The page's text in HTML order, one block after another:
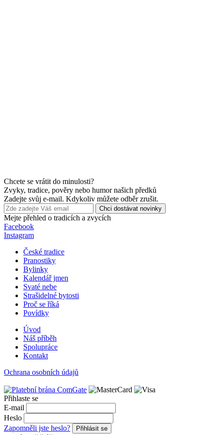
Chcete se vrátit do minulosti?
Zvyky, tradice, pověry nebo humor našich předků
Zadejte svůj e-mail. Kdykoliv můžete odběr zrušit.
Chci dostávat novinky
Mejte přehled o tradicích a zvycích
Facebook
Instagram
České tradice
Pranostiky
Bylinky
Kalendář jmen
Svaté nebe
Strašidelné bytosti
Proč se říká
Povídky
Úvod
Náš příběh
Spolupráce
Kontakt
Ochrana osobních údajů
Přihlaste se
E-mail
Heslo
Zapomněli jste heslo?
Přihlásit se